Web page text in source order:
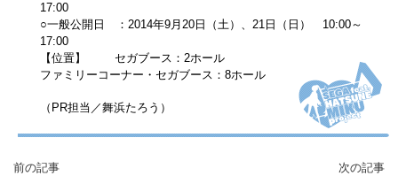
17:00
○一般公開日 ：2014年9月20日（土）、21日（日） 10:00～
17:00
【位置】 セガブース：2ホール
ファミリーコーナー・セガブース：8ホール
（PR担当／舞浜たろう）
前の記事 次の記事